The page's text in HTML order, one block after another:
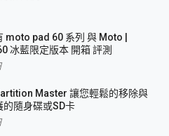
moto pad 60 系列 與 Moto |
冰藍限定版本 開箱 評測
Master 讓您輕鬆的移除與
隨身碟或SD卡